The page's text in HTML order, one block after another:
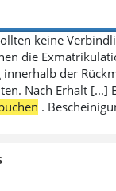
keine
die
innerhalb der
Nach Erhalt [...]
.